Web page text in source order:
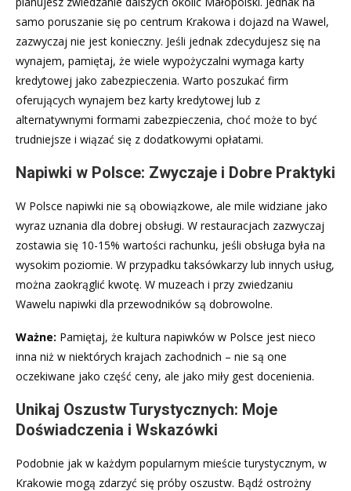
samo poruszanie się po centrum Krakowa i dojazd na Wawel,
zazwyczaj nie jest konieczny. Jeśli jednak zdecydujesz się na
wynajem, pamiętaj, że wiele wypożyczalni wymaga karty
kredytowej jako zabezpieczenia. Warto poszukać firm
oferujących wynajem bez karty kredytowej lub z
alternatywnymi formami zabezpieczenia, choć może to być
trudniejsze i wiązać się z dodatkowymi opłatami.
Napiwki w Polsce: Zwyczaje i Dobre Praktyki
W Polsce napiwki nie są obowiązkowe, ale mile widziane jako
wyraz uznania dla dobrej obsługi. W restauracjach zazwyczaj
zostawia się 10-15% wartości rachunku, jeśli obsługa była na
wysokim poziomie. W przypadku taksówkarzy lub innych usług,
można zaokrąglić kwotę. W muzeach i przy zwiedzaniu
Wawelu napiwki dla przewodników są dobrowolne.
Ważne: Pamiętaj, że kultura napiwków w Polsce jest nieco
inna niż w niektórych krajach zachodnich – nie są one
oczekiwane jako część ceny, ale jako miły gest docenienia.
Unikaj Oszustw Turystycznych: Moje
Doświadczenia i Wskazówki
Podobnie jak w każdym popularnym mieście turystycznym, w
Krakowie mogą zdarzyć się próby oszustw. Bądź ostrożny